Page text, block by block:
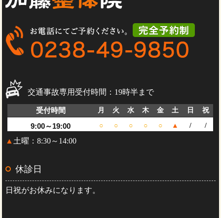
交通事故専用受付時間：19時半まで
受付時間 月 火 水 木 金 土 日 祝
9:00～19:00 ○ ○ ○ ○ ○ ▲ / /
▲ 土曜：8:30～14:00
休診日
日祝がお休みになります。